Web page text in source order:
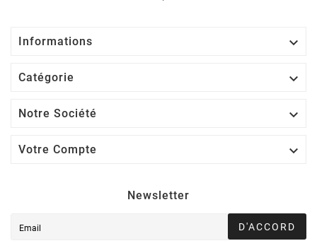
Informations 
Catégorie 
Notre Société 
Votre Compte 
Newsletter
D'ACCORD